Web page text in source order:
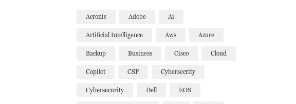
Acronis Adobe Ai
Artificial Intelligence Aws Azure
Backup Business Cisco Cloud
Copilot CSP Cybersecrity
Cybersecurity Dell EOS